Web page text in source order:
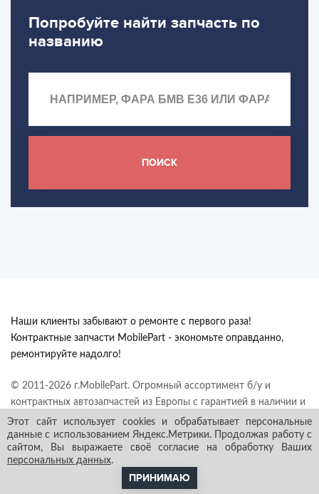
Попробуйте найти запчасть по
названию
ПОИСК
Наши клиенты забывают о ремонте с первого раза!
Контрактные запчасти MobilePart - экономьте оправданно,
ремонтируйте надолго!
© 2011-2026 г.MobilePart. Огромный ассортимент б/у и
контрактных автозапчастей из Европы с гарантией в наличии и
под заказ. Все права защищены.
Этот сайт использует cookies и обрабатывает персональные
данные с использованием Яндекс.Метрики. Продолжая работу с
сайтом, Вы выражаете своё согласие на обработку Ваших
персональных данных.
ПРИНИМАЮ